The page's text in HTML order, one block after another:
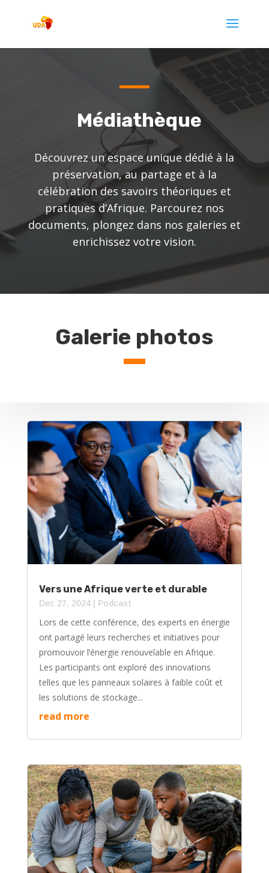
Médiathèque
Découvrez un espace unique dédié à la
préservation, au partage et à la
célébration des savoirs théoriques et
pratiques d’Afrique. Parcourez nos
documents, plongez dans nos galeries et
enrichissez votre vision.
Galerie photos
Vers une Afrique verte et durable
Dec 27, 2024| Podcast
Lors de cette conférence, des experts en énergie
ont partagé leurs recherches et initiatives pour
promouvoir l’énergie renouvelable en Afrique.
Les participants ont exploré des innovations
telles que les panneaux solaires à faible coût et
les solutions de stockage...
read more